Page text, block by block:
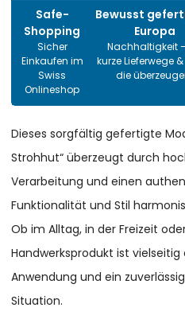
Safe-
Shopping
Sicher
Einkaufen im
Swiss
Onlineshop
Bewusst
Europa
Nachhaltigkeit
kurze Lieferwege
die
Dieses sorgfältig gefertigte
Strohhut“ überzeugt durch
Verarbeitung und einen
Funktionalität und Stil
Ob im Alltag, in der Freizeit
Handwerksprodukt ist
Anwendung und ein
Situation.